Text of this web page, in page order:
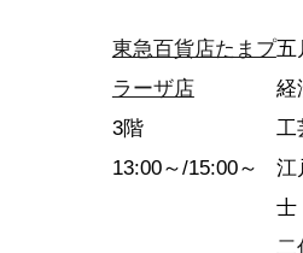
東急百貨店たまプ
ラーザ店
3階
13:00～/15:00～
五
経
工
江
士